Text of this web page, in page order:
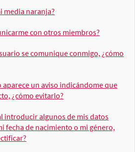
media naranja?
con otros miembros?
se comunique conmigo, ¿cómo
aparece un aviso indicándome que
¿cómo evitarlo?
introducir algunos de mis datos
fecha de nacimiento o mi género,